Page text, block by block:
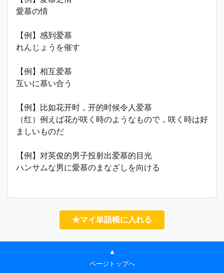
愛慕の情
【例】感到爱慕
れんじょうを催す
【例】相互爱慕
互いに慕い合う
【例】比如花开时，开的时候令人爱慕
（红）例えば花が咲く時のようなもので，咲く時は好
ましいものだ
【例】对英俊的男子投射出爱慕的目光
ハンサムな男に愛慕のまなざしを向ける
★マイ単語帳に入れる
▲
ページトップへ